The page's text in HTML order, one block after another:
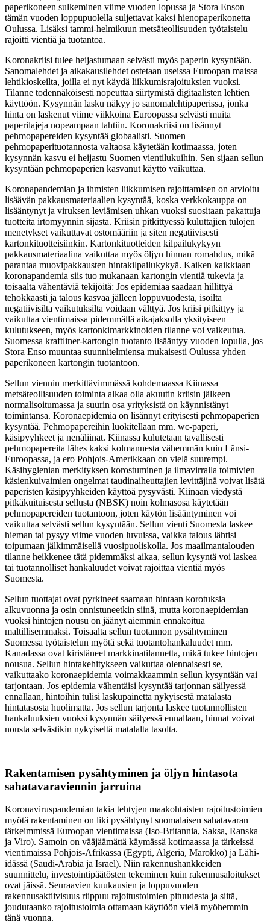
paperikoneen sulkeminen viime vuoden lopussa ja Stora Enson
tämän vuoden loppupuolella suljettavat kaksi hienopaperikonetta
Oulussa. Lisäksi tammi-helmikuun metsäteollisuuden työtaistelu
rajoitti vientiä ja tuotantoa.
Koronakriisi tulee heijastumaan selvästi myös paperin kysyntään.
Sanomalehdet ja aikakausilehdet ostetaan useissa Euroopan maissa
lehtikioskeilta, joilla ei nyt käydä liikkumisrajoituksien vuoksi.
Tilanne todennäköisesti nopeuttaa siirtymistä digitaalisten lehtien
käyttöön. Kysynnän lasku näkyy jo sanomalehtipaperissa, jonka
hinta on laskenut viime viikkoina Euroopassa selvästi muita
paperilajeja nopeampaan tahtiin. Koronakriisi on lisännyt
pehmopapereiden kysyntää globaalisti. Suomen
pehmopaperituotannosta valtaosa käytetään kotimaassa, joten
kysynnän kasvu ei heijastu Suomen vientilukuihin. Sen sijaan sellun
kysyntään pehmopaperien kasvanut käyttö vaikuttaa.
Koronapandemian ja ihmisten liikkumisen rajoittamisen on arvioitu
lisäävän pakkausmateriaalien kysyntää, koska verkkokauppa on
lisääntynyt ja viruksen leviämisen uhkan vuoksi suositaan pakattuja
tuotteita irtomyynnin sijasta. Kriisin pitkittyessä kuluttajien tulojen
menetykset vaikuttavat ostomääriin ja siten negatiivisesti
kartonkituotteisiinkin. Kartonkituotteiden kilpailukykyyn
pakkausmateriaalina vaikuttaa myös öljyn hinnan romahdus, mikä
parantaa muovipakkausten hintakilpailukykyä. Kaiken kaikkiaan
koronapandemia siis tuo mukanaan kartongin vientiä tukevia ja
toisaalta vähentäviä tekijöitä: Jos epidemiaa saadaan hillittyä
tehokkaasti ja talous kasvaa jälleen loppuvuodesta, isoilta
negatiivisilta vaikutuksilta voidaan välttyä. Jos kriisi pitkittyy ja
vaikuttaa vientimaissa pidemmällä aikajaksolla yksityiseen
kulutukseen, myös kartonkimarkkinoiden tilanne voi vaikeutua.
Suomessa kraftliner-kartongin tuotanto lisääntyy vuoden lopulla, jos
Stora Enso muuntaa suunnitelmiensa mukaisesti Oulussa yhden
paperikoneen kartongin tuotantoon.
Sellun viennin merkittävimmässä kohdemaassa Kiinassa
metsäteollisuuden toiminta alkaa olla akuutin kriisin jälkeen
normalisoitumassa ja suurin osa yrityksistä on käynnistänyt
toimintansa. Koronaepidemia on lisännyt erityisesti pehmopaperien
kysyntää. Pehmopapereihin luokitellaan mm. wc-paperi,
käsipyyhkeet ja nenäliinat. Kiinassa kulutetaan tavallisesti
pehmopapereita lähes kaksi kolmannesta vähemmän kuin Länsi-
Euroopassa, ja ero Pohjois-Amerikkaan on vielä suurempi.
Käsihygienian merkityksen korostuminen ja ilmavirralla toimivien
käsienkuivaimien ongelmat taudinaiheuttajien levittäjinä voivat lisätä
paperisten käsipyyhkeiden käyttöä pysyvästi. Kiinaan viedystä
pitkäkuituisesta sellusta (NBSK) noin kolmasosa käytetään
pehmopapereiden tuotantoon, joten käytön lisääntyminen voi
vaikuttaa selvästi sellun kysyntään. Sellun vienti Suomesta laskee
hieman tai pysyy viime vuoden luvuissa, vaikka talous lähtisi
toipumaan jälkimmäisellä vuosipuoliskolla. Jos maailmantalouden
tilanne heikkenee tätä pidemmäksi aikaa, sellun kysyntä voi laskea
tai tuotannolliset hankaluudet voivat rajoittaa vientiä myös
Suomesta.
Sellun tuottajat ovat pyrkineet saamaan hintaan korotuksia
alkuvuonna ja osin onnistuneetkin siinä, mutta koronaepidemian
vuoksi hintojen nousu on jäänyt aiemmin ennakoitua
maltillisemmaksi. Toisaalta sellun tuotannon pysähtyminen
Suomessa työtaistelun myötä sekä tuotantohankaluudet mm.
Kanadassa ovat kiristäneet markkinatilannetta, mikä tukee hintojen
nousua. Sellun hintakehitykseen vaikuttaa olennaisesti se,
vaikuttaako koronaepidemia voimakkaammin sellun kysyntään vai
tarjontaan. Jos epidemia vähentäisi kysyntää tarjonnan säilyessä
ennallaan, hintoihin tulisi laskupainetta nykyisestä matalasta
hintatasosta huolimatta. Jos sellun tarjonta laskee tuotannollisten
hankaluuksien vuoksi kysynnän säilyessä ennallaan, hinnat voivat
nousta selvästikin nykyiseltä matalalta tasolta.
Rakentamisen pysähtyminen ja öljyn hintasota
sahatavaraviennin jarruina
Koronaviruspandemian takia tehtyjen maakohtaisten rajoitustoimien
myötä rakentaminen on liki pysähtynyt suomalaisen sahatavaran
tärkeimmissä Euroopan vientimaissa (Iso-Britannia, Saksa, Ranska
ja Viro). Samoin on vääjäämättä käymässä kotimaassa ja tärkeissä
vientimaissa Pohjois-Afrikassa (Egypti, Algeria, Marokko) ja Lähi-
idässä (Saudi-Arabia ja Israel). Niin rakennushankkeiden
suunnittelu, investointipäätösten tekeminen kuin rakennusaloitukset
ovat jäissä. Seuraavien kuukausien ja loppuvuoden
rakennusaktiivisuus riippuu rajoitustoimien pituudesta ja siitä,
joudutaanko rajoitustoimia ottamaan käyttöön vielä myöhemmin
tänä vuonna.